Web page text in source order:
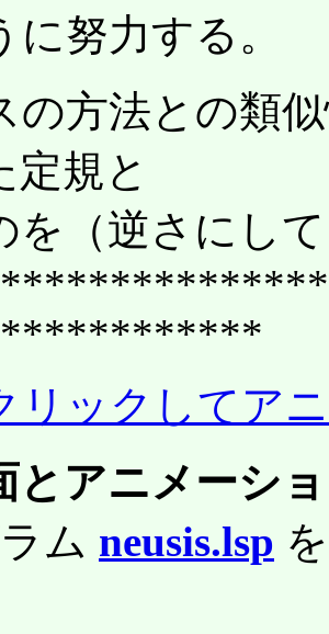
努力する。
の方法との類
定規と
を（逆さにし
リックしてア
とアニメーシ
ム neusis.lsp